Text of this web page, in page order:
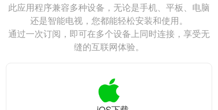
此应用程序兼容多种设备，无论是手机、平板、电脑
还是智能电视，您都能轻松安装和使用。
通过一次订阅，即可在多个设备上同时连接，享受无
缝的互联网体验。